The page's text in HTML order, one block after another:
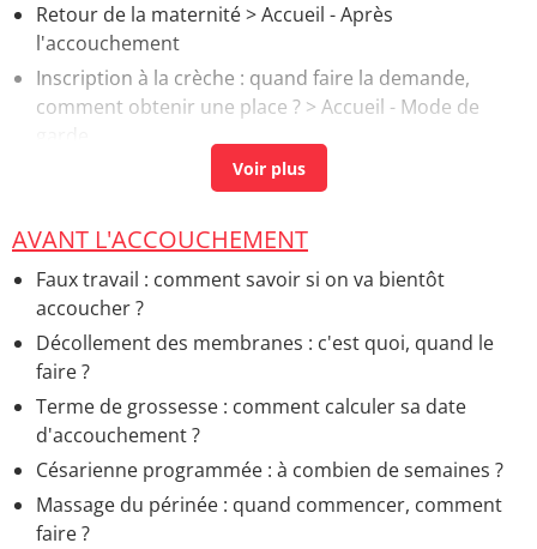
Retour de la maternité> Accueil - Après
l'accouchement
Inscription à la crèche : quand faire la demande,
comment obtenir une place ? > Accueil - Mode de
Inscription à la maternelle : documents, quand faire
> Accueil - Ecole maternelle et
primaire
AVANT L'ACCOUCHEMENT
Faux travail : comment savoir si on va bientôt
accoucher ?
Décollement des membranes : c'est quoi, quand le
faire ?
Terme de grossesse : comment calculer sa date
d'accouchement ?
Césarienne programmée : à combien de semaines ?
Massage du périnée : quand commencer, comment
faire ?